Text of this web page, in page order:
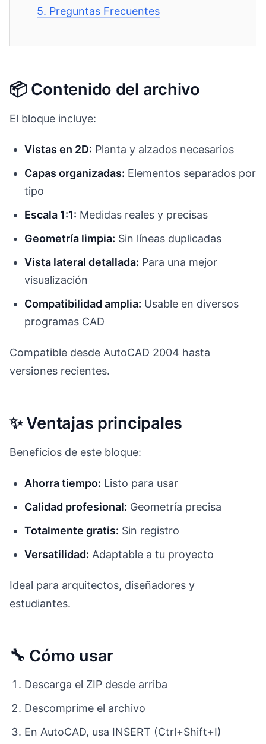
5. Preguntas Frecuentes
📦 Contenido del archivo
El bloque incluye:
Vistas en 2D: Planta y alzados necesarios
Capas organizadas: Elementos separados por
tipo
Escala 1:1: Medidas reales y precisas
Geometría limpia: Sin líneas duplicadas
Vista lateral detallada: Para una mejor
visualización
Compatibilidad amplia: Usable en diversos
programas CAD
Compatible desde AutoCAD 2004 hasta
versiones recientes.
✨ Ventajas principales
Beneficios de este bloque:
Ahorra tiempo: Listo para usar
Calidad profesional: Geometría precisa
Totalmente gratis: Sin registro
Versatilidad: Adaptable a tu proyecto
Ideal para arquitectos, diseñadores y
estudiantes.
🔧 Cómo usar
Descarga el ZIP desde arriba
Descomprime el archivo
En AutoCAD, usa INSERT (Ctrl+Shift+I)